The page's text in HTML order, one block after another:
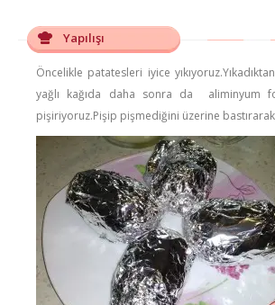
Yapılışı
Öncelikle patatesleri iyice
yağlı kağıda daha sonra da aliminyum
pişiriyoruz.Pişip pişmediğini üzerine